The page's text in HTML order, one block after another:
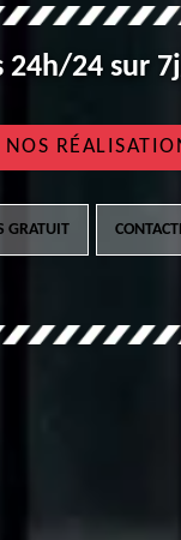
24h/24 sur
NOS
GRATUIT